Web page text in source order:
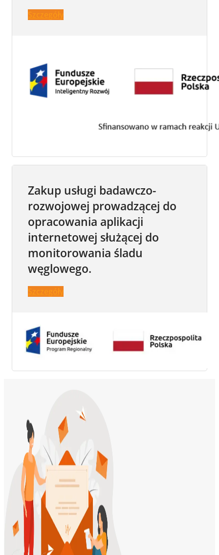
Szczegóły
Zakup usługi badawczo-
rozwojowej prowadzącej do
opracowania aplikacji
internetowej służącej do
monitorowania śladu
węglowego.
Szczegóły